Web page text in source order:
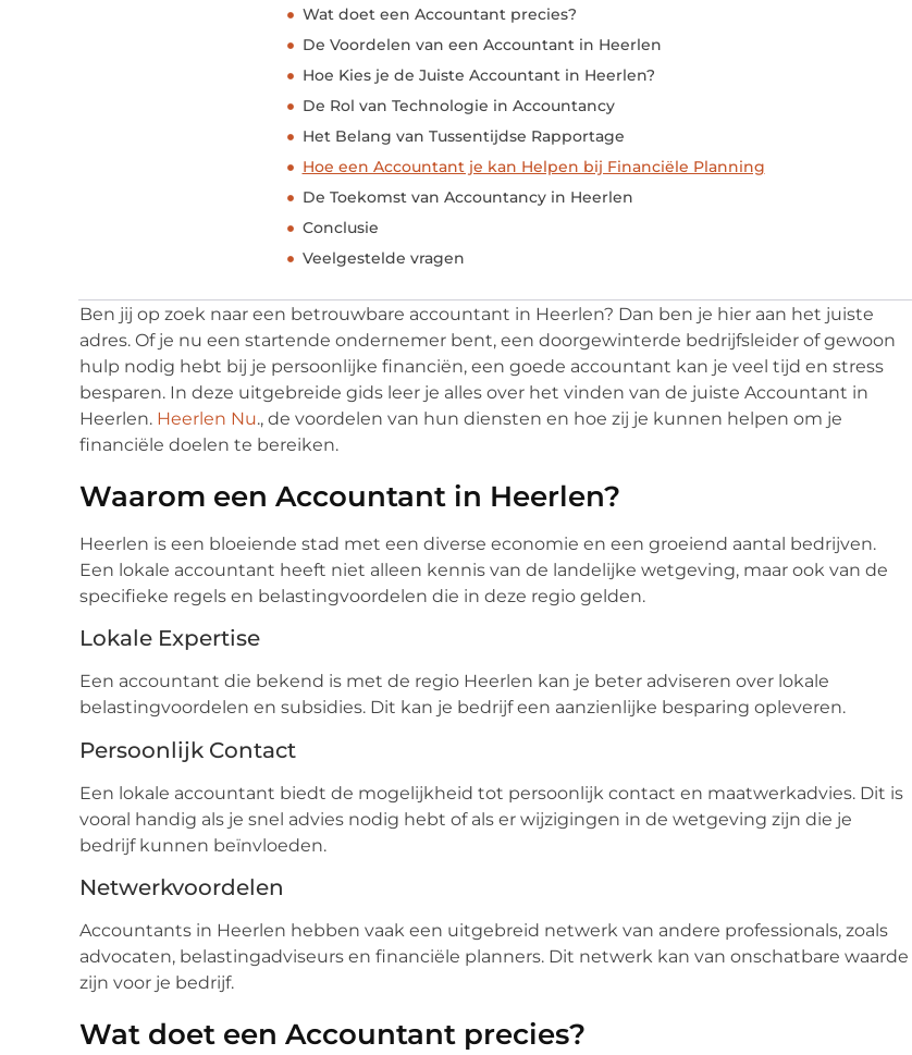
Wat doet een Accountant precies?
De Voordelen van een Accountant in Heerlen
Hoe Kies je de Juiste Accountant in Heerlen?
De Rol van Technologie in Accountancy
Het Belang van Tussentijdse Rapportage
Hoe een Accountant je kan Helpen bij Financiële Planning
De Toekomst van Accountancy in Heerlen
Conclusie
Veelgestelde vragen
Ben jij op zoek naar een betrouwbare accountant in Heerlen? Dan ben je hier aan het juiste
adres. Of je nu een startende ondernemer bent, een doorgewinterde bedrijfsleider of gewoon
hulp nodig hebt bij je persoonlijke financiën, een goede accountant kan je veel tijd en stress
besparen. In deze uitgebreide gids leer je alles over het vinden van de juiste Accountant in
Heerlen. Heerlen Nu., de voordelen van hun diensten en hoe zij je kunnen helpen om je
financiële doelen te bereiken.
Waarom een Accountant in Heerlen?
Heerlen is een bloeiende stad met een diverse economie en een groeiend aantal bedrijven.
Een lokale accountant heeft niet alleen kennis van de landelijke wetgeving, maar ook van de
specifieke regels en belastingvoordelen die in deze regio gelden.
Lokale Expertise
Een accountant die bekend is met de regio Heerlen kan je beter adviseren over lokale
belastingvoordelen en subsidies. Dit kan je bedrijf een aanzienlijke besparing opleveren.
Persoonlijk Contact
Een lokale accountant biedt de mogelijkheid tot persoonlijk contact en maatwerkadvies. Dit is
vooral handig als je snel advies nodig hebt of als er wijzigingen in de wetgeving zijn die je
bedrijf kunnen beïnvloeden.
Netwerkvoordelen
Accountants in Heerlen hebben vaak een uitgebreid netwerk van andere professionals, zoals
advocaten, belastingadviseurs en financiële planners. Dit netwerk kan van onschatbare waarde
zijn voor je bedrijf.
Wat doet een Accountant precies?